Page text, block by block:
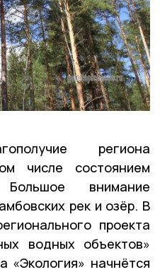
региона
числе состоянием
внимание
рек и озёр. В
проекта
водных объектов»
«Экология» начнётся